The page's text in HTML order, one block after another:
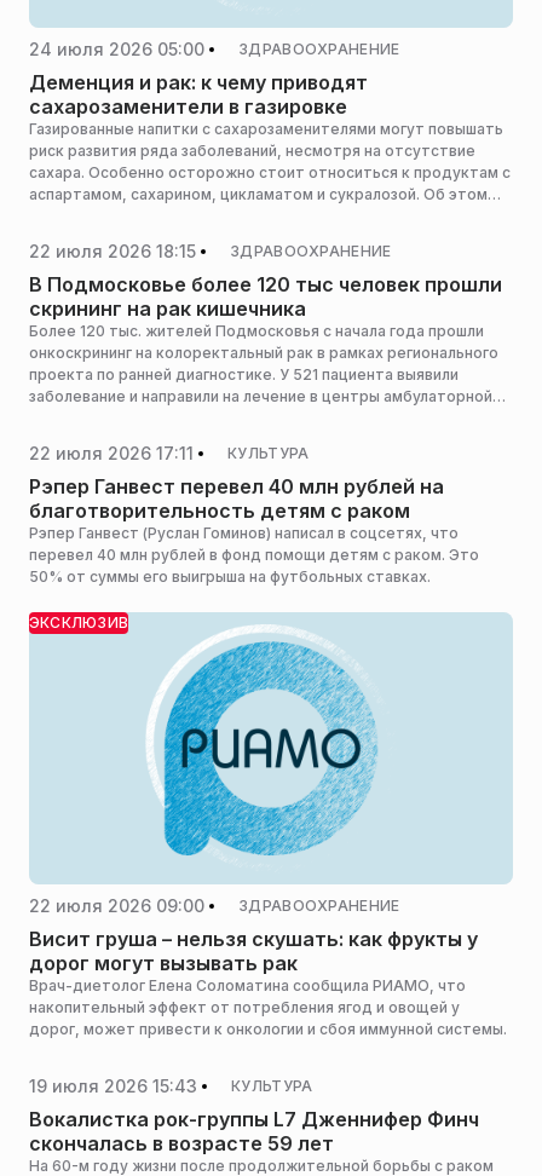
24 июля 2026 05:00 ЗДРАВООХРАНЕНИЕ
Деменция и рак: к чему приводят
сахарозаменители в газировке
Газированные напитки с сахарозаменителями могут повышать
риск развития ряда заболеваний, несмотря на отсутствие
сахара. Особенно осторожно стоит относиться к продуктам с
аспартамом, сахарином, цикламатом и сукралозой. Об этом
22 июля 2026 18:15 ЗДРАВООХРАНЕНИЕ
В Подмосковье более 120 тыс человек прошли
скрининг на рак кишечника
Более 120 тыс. жителей Подмосковья с начала года прошли
онкоскрининг на колоректальный рак в рамках регионального
проекта по ранней диагностике. У 521 пациента выявили
заболевание и направили на лечение в центры амбулаторной
22 июля 2026 17:11 КУЛЬТУРА
Рэпер Ганвест перевел 40 млн рублей на
благотворительность детям с раком
Рэпер Ганвест (Руслан Гоминов) написал в соцсетях, что
перевел 40 млн рублей в фонд помощи детям с раком. Это
50% от суммы его выигрыша на футбольных ставках.
ЭКСКЛЮЗИВ
22 июля 2026 09:00 ЗДРАВООХРАНЕНИЕ
Висит груша – нельзя скушать: как фрукты у
дорог могут вызывать рак
Врач-диетолог Елена Соломатина сообщила РИАМО, что
накопительный эффект от потребления ягод и овощей у
дорог, может привести к онкологии и сбоя иммунной системы.
19 июля 2026 15:43 КУЛЬТУРА
Вокалистка рок-группы L7 Дженнифер Финч
скончалась в возрасте 59 лет
На 60-м году жизни после продолжительной борьбы с раком